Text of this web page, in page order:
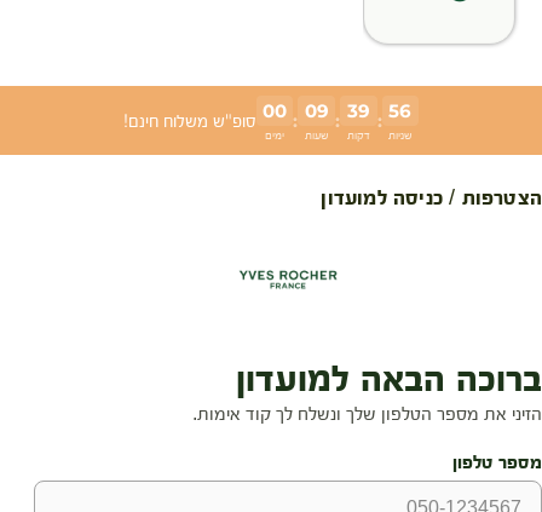
00
ימים
: 09
שעות
: 39
דקות
: 56
שניות
סופ"ש משלוח חינם!
הצטרפות / כניסה למועדון